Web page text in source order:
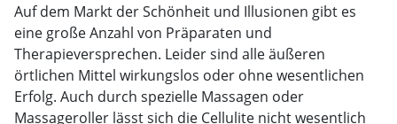
Auf dem Markt der Schönheit und Illusionen gibt es
eine große Anzahl von Präparaten und
Therapieversprechen. Leider sind alle äußeren
örtlichen Mittel wirkungslos oder ohne wesentlichen
Erfolg. Auch durch spezielle Massagen oder
Massageroller lässt sich die Cellulite nicht wesentlich